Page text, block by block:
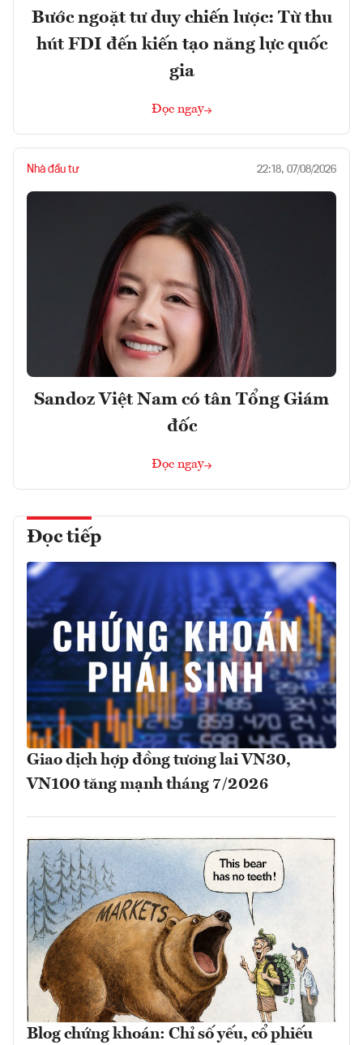
Bước ngoặt tư duy chiến lược: Từ thu
hút FDI đến kiến tạo năng lực quốc
gia
Đọc ngay
Nhà đầu tư 22:18, 07/08/2026
Sandoz Việt Nam có tân Tổng Giám
đốc
Đọc ngay
Đọc tiếp
Giao dịch hợp đồng tương lai VN30,
VN100 tăng mạnh tháng 7/2026
Blog chứng khoán: Chỉ số yếu, cổ phiếu